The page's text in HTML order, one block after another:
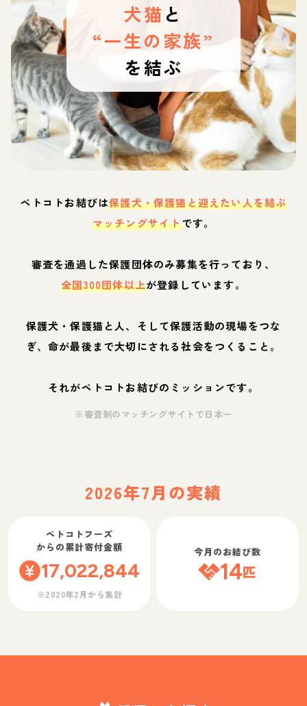
犬猫 と
“一生の家族”
を結ぶ
ペトコトお結びは保護犬・保護猫と迎えたい人を結ぶ
マッチングサイトです。
審査を通過した保護団体のみ募集を行っており、
全国300団体以上が登録しています。
保護犬・保護猫と人、そして保護活動の現場をつな
ぎ、命が最後まで大切にされる社会をつくること。
それがペトコトお結びのミッションです。
※審査制のマッチングサイトで日本一
2026年7月の実績
ペトコトフーズ
からの累計寄付金額
17,022,844
※2020年2月から集計
今月のお結び数
14匹